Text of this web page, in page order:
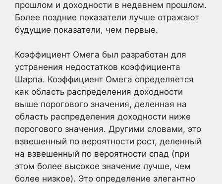
прошлом и доходности в недавнем прошлом.
Более поздние показатели лучше отражают
будущие показатели, чем первые.
Коэффициент Омега был разработан для
устранения недостатков коэффициента
Шарпа. Коэффициент Омега определяется
как область распределения доходности
выше порогового значения, деленная на
область распределения доходности ниже
порогового значения. Другими словами, это
взвешенный по вероятности рост, деленный
на взвешенный по вероятности спад (при
этом более высокое значение лучше, чем
более низкое). Это определение элегантно